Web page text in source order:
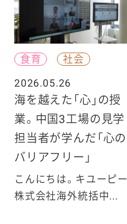
食育
社会
2026.05.26
海を越えた「心」の授
業。中国3工場の見学
担当者が学んだ「心の
バリアフリー」
こんにちは。キユーピー
株式会社海外統括中...